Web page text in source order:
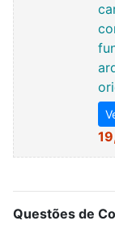
Questões de